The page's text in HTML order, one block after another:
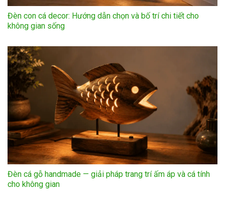
Đèn con cá decor: Hướng dẫn chọn và bố trí chi tiết cho
không gian sống
Đèn cá gỗ handmade — giải pháp trang trí ấm áp và cá tính
cho không gian